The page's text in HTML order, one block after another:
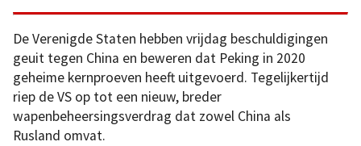
De Verenigde Staten hebben vrijdag beschuldigingen
geuit tegen China en beweren dat Peking in 2020
geheime kernproeven heeft uitgevoerd. Tegelijkertijd
riep de VS op tot een nieuw, breder
wapenbeheersingsverdrag dat zowel China als
Rusland omvat.